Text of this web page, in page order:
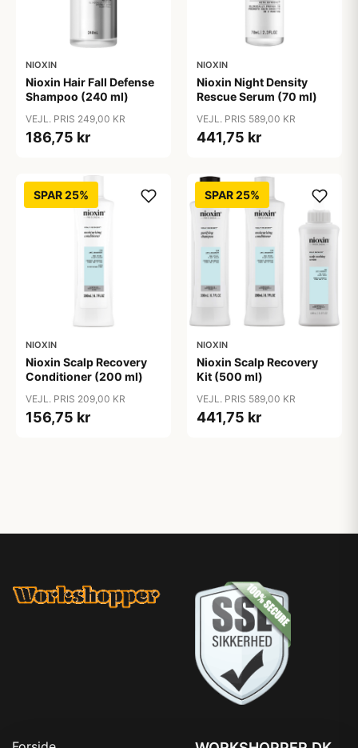
NIOXIN
Nioxin Hair Fall Defense
Shampoo (240 ml)
VEJL. PRIS 249,00 KR
186,75 kr
NIOXIN
Nioxin Night Density
Rescue Serum (70 ml)
VEJL. PRIS 589,00 KR
441,75 kr
SPAR 25%
NIOXIN
Nioxin Scalp Recovery
Conditioner (200 ml)
VEJL. PRIS 209,00 KR
156,75 kr
SPAR 25%
NIOXIN
Nioxin Scalp Recovery
Kit (500 ml)
VEJL. PRIS 589,00 KR
441,75 kr